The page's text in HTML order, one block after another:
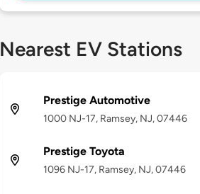
Nearest EV Stations
Prestige Automotive
1000 NJ-17, Ramsey, NJ, 07446
Prestige Toyota
1096 NJ-17, Ramsey, NJ, 07446